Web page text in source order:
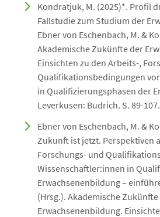
Kondratjuk, M. (2025)*. Profil
Fallstudie zum Studium der
Ebner von Eschenbach, M. &
Akademische Zukünfte der
Einsichten zu den Arbeits-,
Qualifikationsbedingungen
in Qualifizierungsphasen der
Leverkusen: Budrich. S. 89-107.
Ebner von Eschenbach, M. &
Zukunft ist jetzt. Perspektiven
Forschungs- und
Wissenschaftler:innen in
Erwachsenenbildung –
(Hrsg.). Akademische
Erwachsenenbildung.